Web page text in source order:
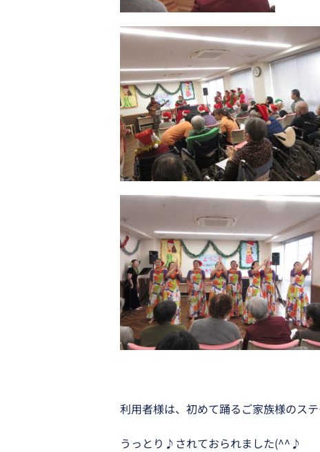
利用者様は、初めて踊るご家族様のステ
うっとり♪されておられました(^^♪